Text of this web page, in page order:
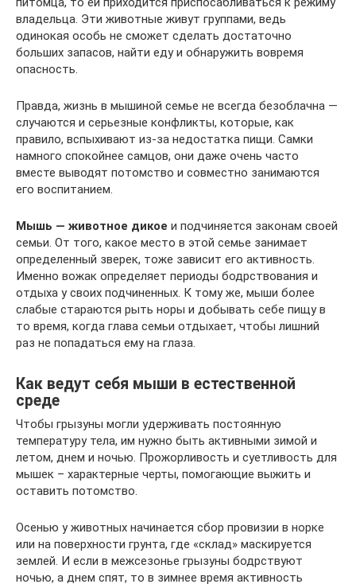
владельца. Эти животные живут группами, ведь
одинокая особь не сможет сделать достаточно
больших запасов, найти еду и обнаружить вовремя
опасность.
Правда, жизнь в мышиной семье не всегда безоблачна —
случаются и серьезные конфликты, которые, как
правило, вспыхивают из-за недостатка пищи. Самки
намного спокойнее самцов, они даже очень часто
вместе выводят потомство и совместно занимаются
его воспитанием.
Мышь — животное дикое и подчиняется законам своей
семьи. От того, какое место в этой семье занимает
определенный зверек, тоже зависит его активность.
Именно вожак определяет периоды бодрствования и
отдыха у своих подчиненных. К тому же, мыши более
слабые стараются рыть норы и добывать себе пищу в
то время, когда глава семьи отдыхает, чтобы лишний
раз не попадаться ему на глаза.
Как ведут себя мыши в естественной
среде
Чтобы грызуны могли удерживать постоянную
температуру тела, им нужно быть активными зимой и
летом, днем и ночью. Прожорливость и суетливость для
мышек – характерные черты, помогающие выжить и
оставить потомство.
Осенью у животных начинается сбор провизии в норке
или на поверхности грунта, где «склад» маскируется
землей. И если в межсезонье грызуны бодрствуют
ночью, а днем спят, то в зимнее время активность